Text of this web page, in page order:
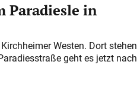
Paradiesle in
Westen. Dort stehen
geht es jetzt nach